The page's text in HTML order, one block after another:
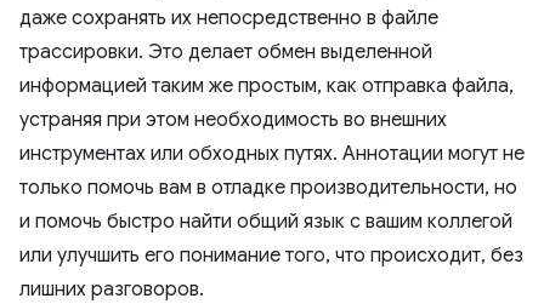
даже сохранять их непосредственно в файле
трассировки. Это делает обмен выделенной
информацией таким же простым, как отправка файла,
устраняя при этом необходимость во внешних
инструментах или обходных путях. Аннотации могут не
только помочь вам в отладке производительности, но
и помочь быстро найти общий язык с вашим коллегой
или улучшить его понимание того, что происходит, без
лишних разговоров.